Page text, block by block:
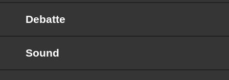
Debatte
Sound